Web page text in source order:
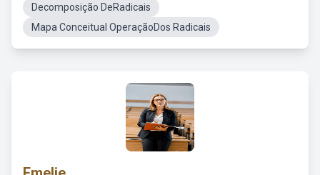
Decomposição DeRadicais
Mapa Conceitual OperaçãoDos Radicais